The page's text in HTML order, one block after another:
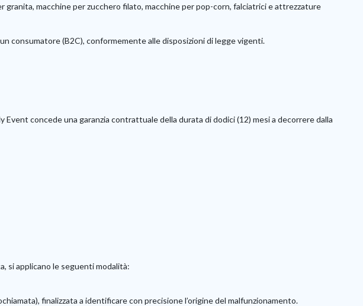
granita, macchine per zucchero filato, macchine per pop-corn, falciatrici e attrezzature
consumatore (B2C), conformemente alle disposizioni di legge vigenti.
concede una garanzia contrattuale della durata di dodici (12) mesi a decorrere dalla
si applicano le seguenti modalità:
finalizzata a identificare con precisione l’origine del malfunzionamento.